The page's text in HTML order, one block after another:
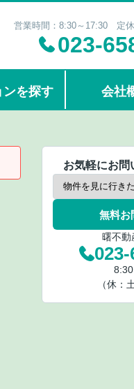
営業時間：8:30～17:30 定
023-
ンを探す 会社
お気軽にお問
無料お
曙不動
023-
（休：